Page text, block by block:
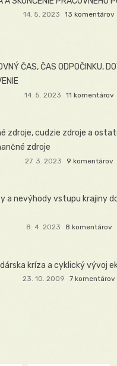
14. 5. 2023 13 komentárov
ČAS, ČAS ODPOČINKU,
14. 5. 2023 11 komentárov
zdroje, cudzie zdroje a
zdroje
27. 3. 2023 9 komentárov
a nevýhody vstupu krajiny
8. 4. 2023 8 komentárov
kríza a cyklický vývoj
23. 10. 2009 7 komentárov